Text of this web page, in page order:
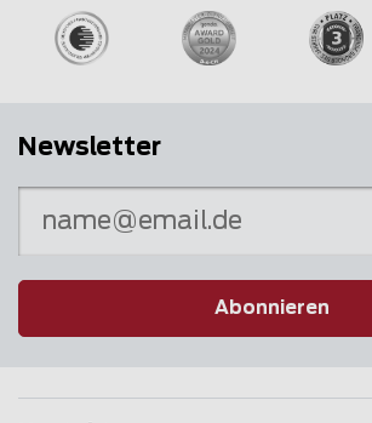
Newsletter
Abonnieren